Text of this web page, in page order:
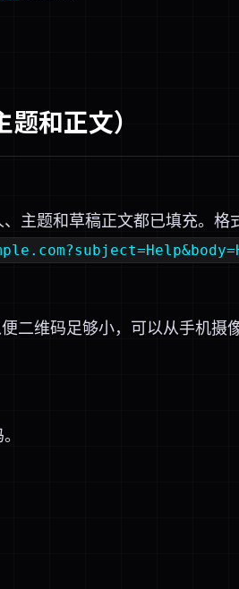
题和正文）
主题和草稿正文都已填充。格
二维码足够小，可以从手机摄